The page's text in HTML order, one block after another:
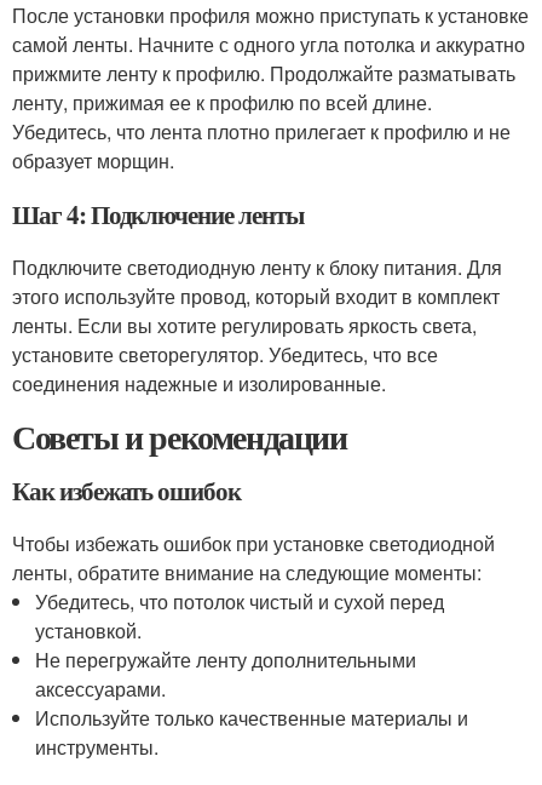
После установки профиля можно приступать к установке
самой ленты. Начните с одного угла потолка и аккуратно
прижмите ленту к профилю. Продолжайте разматывать
ленту, прижимая ее к профилю по всей длине.
Убедитесь, что лента плотно прилегает к профилю и не
образует морщин.
Шаг 4: Подключение ленты
Подключите светодиодную ленту к блоку питания. Для
этого используйте провод, который входит в комплект
ленты. Если вы хотите регулировать яркость света,
установите светорегулятор. Убедитесь, что все
соединения надежные и изолированные.
Советы и рекомендации
Как избежать ошибок
Чтобы избежать ошибок при установке светодиодной
ленты, обратите внимание на следующие моменты:
Убедитесь, что потолок чистый и сухой перед
установкой.
Не перегружайте ленту дополнительными
аксессуарами.
Используйте только качественные материалы и
инструменты.